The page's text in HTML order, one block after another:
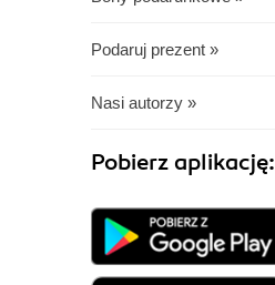
Podaruj prezent »
Nasi autorzy »
Pobierz aplikację: